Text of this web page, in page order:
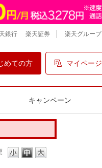
めての方 マイページ
キャンペーン
銀行 楽天証券 楽天グループ